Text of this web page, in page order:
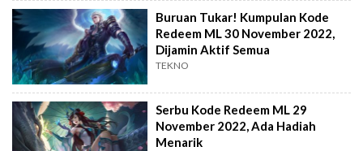
Buruan Tukar! Kumpulan Kode
Redeem ML 30 November 2022,
Dijamin Aktif Semua
TEKNO
Serbu Kode Redeem ML 29
November 2022, Ada Hadiah
Menarik